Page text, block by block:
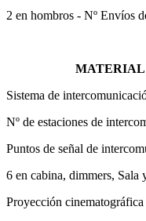
2 en hombros - Nº Envíos
Sistema de
Nº de estaciones de
Puntos de señal de
6 en cabina, dimmers, Sala
Proyección cinematográfica